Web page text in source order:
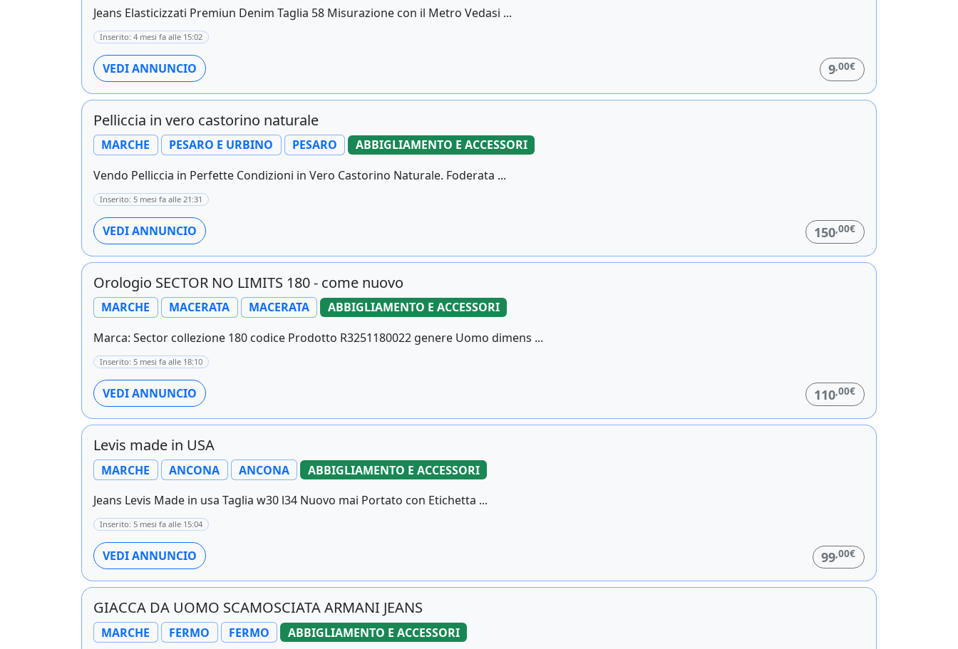
Jeans Elasticizzati Premiun Denim Taglia 58 Misurazione con il Metro Vedasi ...
Inserito: 4 mesi fa alle 15:02
VEDI ANNUNCIO 9,00€
Pelliccia in vero castorino naturale
MARCHE PESARO E URBINO PESARO
ABBIGLIAMENTO E ACCESSORI
Vendo Pelliccia in Perfette Condizioni in Vero Castorino Naturale. Foderata ...
Inserito: 5 mesi fa alle 21:31
VEDI ANNUNCIO 150,00€
Orologio SECTOR NO LIMITS 180 - come nuovo
MARCHE MACERATA MACERATA
ABBIGLIAMENTO E ACCESSORI
Marca: Sector collezione 180 codice Prodotto R3251180022 genere Uomo dimens ...
Inserito: 5 mesi fa alle 18:10
VEDI ANNUNCIO 110,00€
Levis made in USA
MARCHE ANCONA ANCONA
ABBIGLIAMENTO E ACCESSORI
Jeans Levis Made in usa Taglia w30 l34 Nuovo mai Portato con Etichetta ...
Inserito: 5 mesi fa alle 15:04
VEDI ANNUNCIO 99,00€
GIACCA DA UOMO SCAMOSCIATA ARMANI JEANS
MARCHE FERMO FERMO
ABBIGLIAMENTO E ACCESSORI